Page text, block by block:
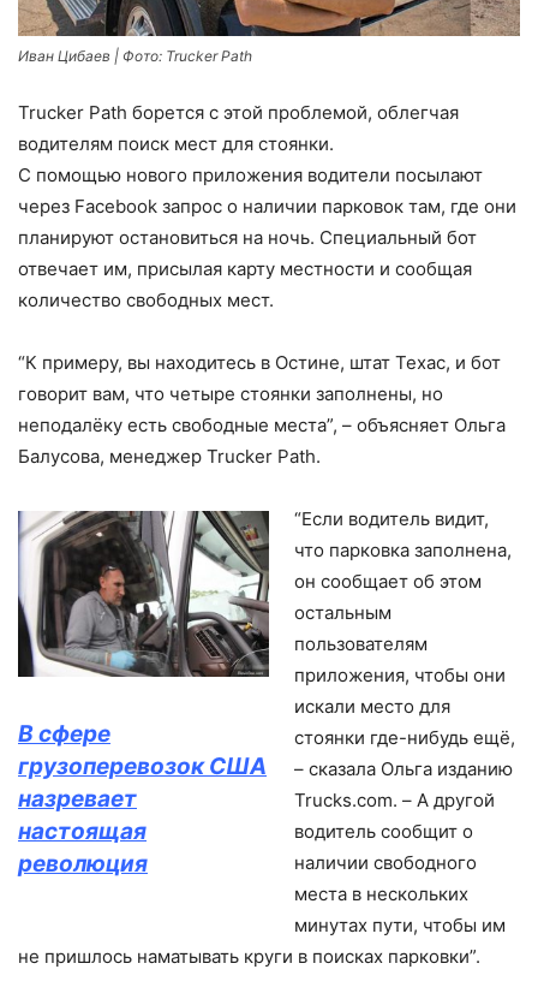
Иван Цибаев | Фото: Trucker Path
Trucker Path борется с этой проблемой, облегчая
водителям поиск мест для стоянки.
С помощью нового приложения водители посылают
через Facebook запрос о наличии парковок там, где они
планируют остановиться на ночь. Специальный бот
отвечает им, присылая карту местности и сообщая
количество свободных мест.
“К примеру, вы находитесь в Остине, штат Техас, и бот
говорит вам, что четыре стоянки заполнены, но
неподалёку есть свободные места”, – объясняет Ольга
Балусова, менеджер Trucker Path.
В сфере
грузоперевозок США
назревает
настоящая
революция
“Если водитель видит,
что парковка заполнена,
он сообщает об этом
остальным
пользователям
приложения, чтобы они
искали место для
стоянки где-нибудь ещё,
– сказала Ольга изданию
Trucks.com. – А другой
водитель сообщит о
наличии свободного
места в нескольких
минутах пути, чтобы им
не пришлось наматывать круги в поисках парковки”.